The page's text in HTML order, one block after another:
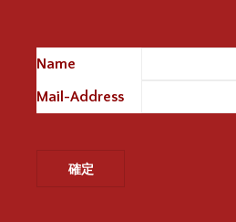
Name
Mail-Address